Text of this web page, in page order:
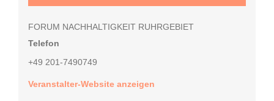
FORUM NACHHALTIGKEIT RUHRGEBIET
Telefon
+49 201-7490749
Veranstalter-Website anzeigen